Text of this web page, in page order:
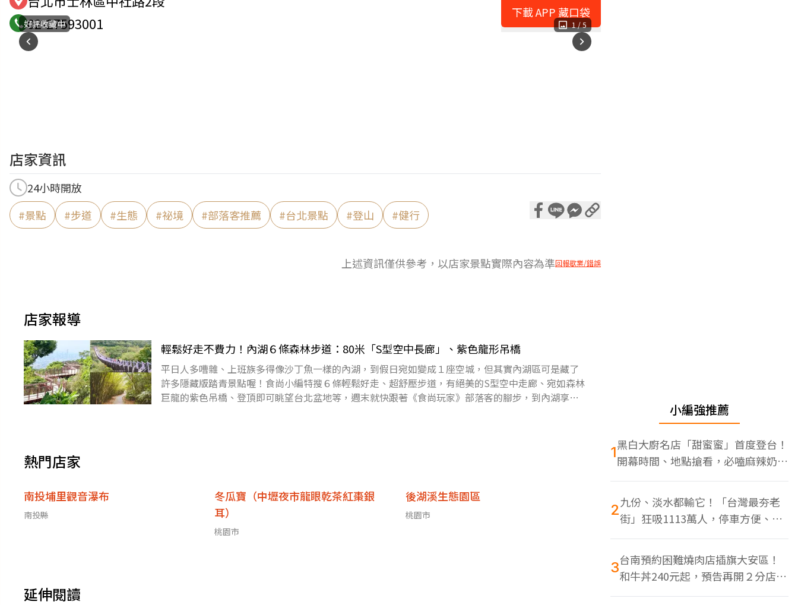
1 /5
好評收藏中
02-27593001
店家資訊
24小時開放
#景點 #步道 #生態 #祕境 #部落客推薦 #台北景點 #登山 #健行
下載 APP 藏口袋
上述資訊僅供參考，以店家景點實際內容為準回報歇業/錯誤
店家報導
輕鬆好走不費力！內湖６條森林步道：80米「S型空中長廊」、紫色龍形吊橋
平日人多嘈雜、上班族多得像沙丁魚一樣的內湖，到假日宛如變成１座空城，但其實內湖區可是藏了
許多隱藏版踏青景點喔！食尚小編特搜６條輕鬆好走、超舒壓步道，有絕美的S型空中走廊、宛如森林
巨龍的紫色吊橋、登頂即可眺望台北盆地等，週末就快跟著《食尚玩家》部落客的腳步，到內湖享受
熱門店家
南投埔里觀音瀑布
南投縣
冬瓜寶（中壢夜市龍眼乾茶紅棗銀
耳）
桃園市
後湖溪生態園區
桃園市
延伸閱讀
小編強推薦
1黑白大廚名店「甜蜜蜜」首度登台！
開幕時間、地點搶看，必嗑麻辣奶油
蝦
2九份、淡水都輸它！「台灣最夯老
街」狂吸1113萬人，停車方便、特
色美食多
3台南預約困難燒肉店插旗大安區！
和牛丼240元起，預告再開２分店、
地點曝光